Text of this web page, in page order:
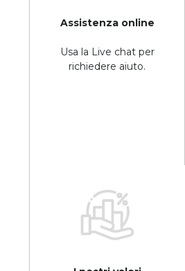
Assistenza online
Usa la Live chat per
richiedere aiuto.